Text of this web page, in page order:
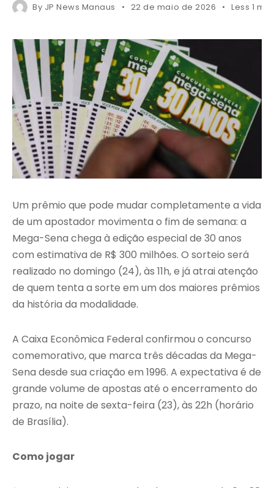
By JP News Manaus 22 de maio de 2026 Less 1
Um prêmio que pode mudar completamente a vida
de um apostador movimenta o fim de semana: a
Mega-Sena chega à edição especial de 30 anos
com estimativa de R$ 300 milhões. O sorteio será
realizado no domingo (24), às 11h, e já atrai atenção
de quem tenta a sorte em um dos maiores prêmios
da história da modalidade.
A Caixa Econômica Federal confirmou o concurso
comemorativo, que marca três décadas da Mega-
Sena desde sua criação em 1996. A expectativa é de
grande volume de apostas até o encerramento do
prazo, na noite de sexta-feira (23), às 22h (horário
de Brasília).
Como jogar